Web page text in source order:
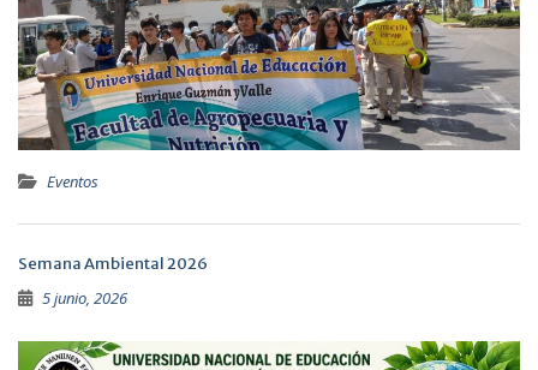
Eventos
Semana Ambiental 2026
5 junio, 2026